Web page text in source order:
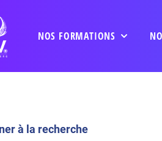
NOS FORMATIONS
à la recherche